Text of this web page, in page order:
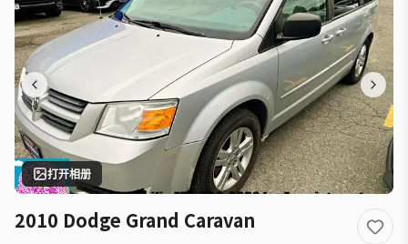
打开相册
2010 Dodge Grand Caravan